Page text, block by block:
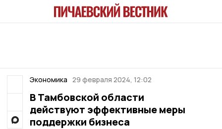
Экономика 29 февраля 2024, 12:02
В Тамбовской области
действуют эффективные меры
поддержки бизнеса